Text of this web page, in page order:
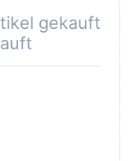
gekauft